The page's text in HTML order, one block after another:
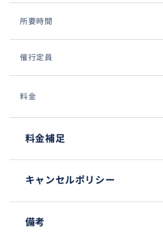
ルのみ）
コース時間帯：
ご利用人数：
集合場所。現地かホテルの名前
行きたい場所、順番：（クリニ
解散場所：
せん。よく見たいのであれば、
②【集合場所】
所要時間
催行定員
料金
料金補足
キャンセルポリシー
備考